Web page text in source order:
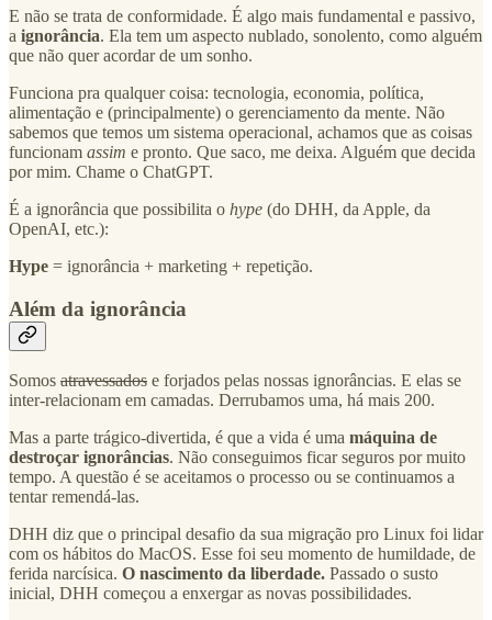
E não se trata de conformidade. É algo mais fundamental e passivo,
a ignorância. Ela tem um aspecto nublado, sonolento, como alguém
que não quer acordar de um sonho.
Funciona pra qualquer coisa: tecnologia, economia, política,
alimentação e (principalmente) o gerenciamento da mente. Não
sabemos que temos um sistema operacional, achamos que as coisas
funcionam assim e pronto. Que saco, me deixa. Alguém que decida
por mim. Chame o ChatGPT.
É a ignorância que possibilita o hype (do DHH, da Apple, da
OpenAI, etc.):
Hype = ignorância + marketing + repetição.
Além da ignorância
Somos atravessados e forjados pelas nossas ignorâncias. E elas se
inter-relacionam em camadas. Derrubamos uma, há mais 200.
Mas a parte trágico-divertida, é que a vida é uma máquina de
destroçar ignorâncias. Não conseguimos ficar seguros por muito
tempo. A questão é se aceitamos o processo ou se continuamos a
tentar remendá-las.
DHH diz que o principal desafio da sua migração pro Linux foi lidar
com os hábitos do MacOS. Esse foi seu momento de humildade, de
ferida narcísica. O nascimento da liberdade. Passado o susto
inicial, DHH começou a enxergar as novas possibilidades.